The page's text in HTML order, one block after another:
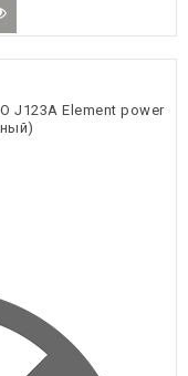
J123A Element power